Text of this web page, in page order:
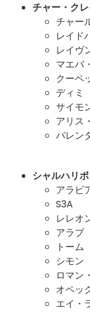
チャー・ク
チャー
レイド
レイヴ
マエバ
クーペ
ディミ
サイモ
アリス
バレン
シャルハリボ
アラビ
S3A
レレオ
アラブ
トーム
シモン
ロマン
オペッ
エイ・